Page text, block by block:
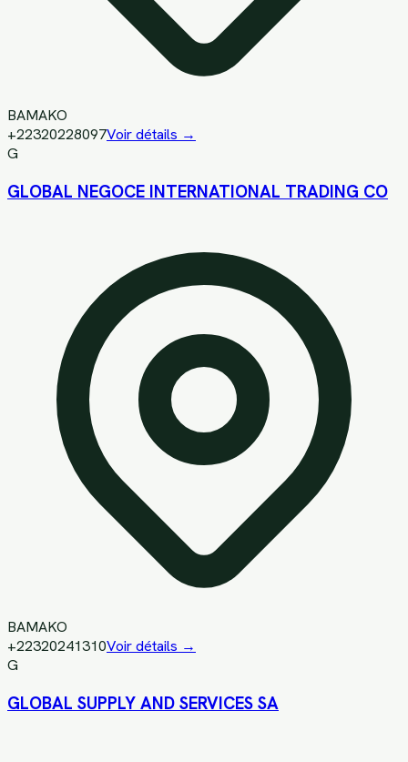
BAMAKO
+22320228097Voir détails →
G
GLOBAL NEGOCE INTERNATIONAL TRADING CO
BAMAKO
+22320241310Voir détails →
G
GLOBAL SUPPLY AND SERVICES SA